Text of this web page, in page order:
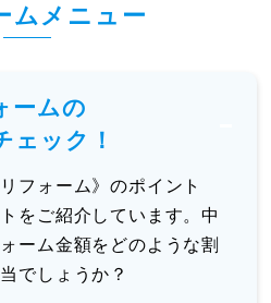
ムメニュー
ームの
ェック！
フォーム》のポイント
をご紹介しています。中
ーム金額をどのような割
でしょうか？